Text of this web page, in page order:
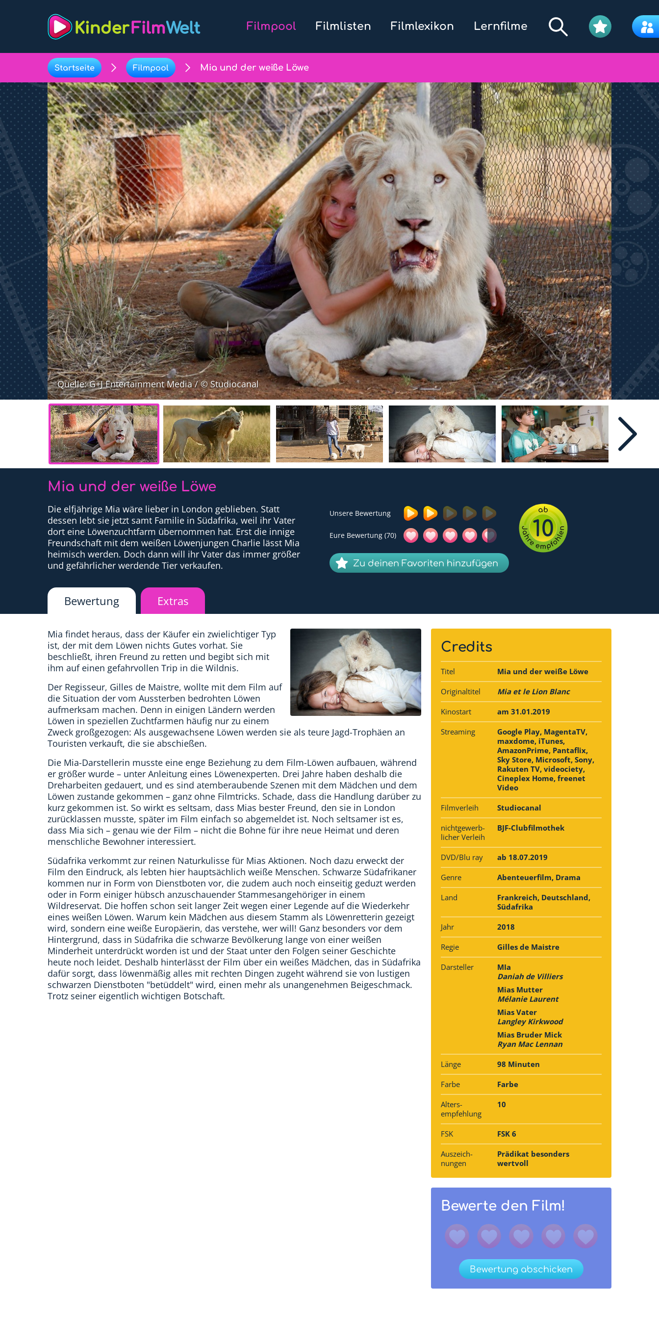
Filmpool Filmlisten Filmlexikon Lernfilme Filmpool
Startseite Filmpool Mia und der weiße Löwe
Quelle: G+J Entertainment Media / © Studiocanal
Mia und der weiße Löwe
Die elfjährige Mia wäre lieber in London geblieben. Statt
dessen lebt sie jetzt samt Familie in Südafrika, weil ihr Vater
dort eine Löwenzuchtfarm übernommen hat. Erst die innige
Freundschaft mit dem weißen Löwenjungen Charlie lässt Mia
heimisch werden. Doch dann will ihr Vater das immer größer
und gefährlicher werdende Tier verkaufen.
Unsere Bewertung
Eure Bewertung (70) 10
Zu deinen Favoriten hinzufügen
Bewertung Extras
Mia findet heraus, dass der Käufer ein zwielichtiger Typ
ist, der mit dem Löwen nichts Gutes vorhat. Sie
beschließt, ihren Freund zu retten und begibt sich mit
ihm auf einen gefahrvollen Trip in die Wildnis.
Der Regisseur, Gilles de Maistre, wollte mit dem Film auf
die Situation der vom Aussterben bedrohten Löwen
aufmerksam machen. Denn in einigen Ländern werden
Löwen in speziellen Zuchtfarmen häufig nur zu einem
Zweck großgezogen: Als ausgewachsene Löwen werden sie als teure Jagd-Trophäen an
Touristen verkauft, die sie abschießen.
Die Mia-Darstellerin musste eine enge Beziehung zu dem Film-Löwen aufbauen, während
er größer wurde – unter Anleitung eines Löwenexperten. Drei Jahre haben deshalb die
Dreharbeiten gedauert, und es sind atemberaubende Szenen mit dem Mädchen und dem
Löwen zustande gekommen – ganz ohne Filmtricks. Schade, dass die Handlung darüber zu
kurz gekommen ist. So wirkt es seltsam, dass Mias bester Freund, den sie in London
zurücklassen musste, später im Film einfach so abgemeldet ist. Noch seltsamer ist es,
dass Mia sich – genau wie der Film – nicht die Bohne für ihre neue Heimat und deren
menschliche Bewohner interessiert.
Südafrika verkommt zur reinen Naturkulisse für Mias Aktionen. Noch dazu erweckt der
Film den Eindruck, als lebten hier hauptsächlich weiße Menschen. Schwarze Südafrikaner
kommen nur in Form von Dienstboten vor, die zudem auch noch einseitig geduzt werden
oder in Form einiger hübsch anzuschauender Stammesangehöriger in einem
Wildreservat. Die hoffen schon seit langer Zeit wegen einer Legende auf die Wiederkehr
eines weißen Löwen. Warum kein Mädchen aus diesem Stamm als Löwenretterin gezeigt
wird, sondern eine weiße Europäerin, das verstehe, wer will! Ganz besonders vor dem
Hintergrund, dass in Südafrika die schwarze Bevölkerung lange von einer weißen
Minderheit unterdrückt worden ist und der Staat unter den Folgen seiner Geschichte
heute noch leidet. Deshalb hinterlässt der Film über ein weißes Mädchen, das in Südafrika
dafür sorgt, dass löwenmäßig alles mit rechten Dingen zugeht während sie von lustigen
schwarzen Dienstboten "betüddelt" wird, einen mehr als unangenehmen Beigeschmack.
Trotz seiner eigentlich wichtigen Botschaft.
Credits
Titel Mia und der weiße Löwe
Originaltitel Mia et le Lion Blanc
Kinostart am 31.01.2019
Streaming
Google Play, MagentaTV,
maxdome, iTunes,
AmazonPrime, Pantaflix,
Sky Store, Microsoft, Sony,
Rakuten TV, videociety,
Cineplex Home, freenet
Video
Filmverleih Studiocanal
nichtgewerb­
licher Verleih
BJF-Clubfilmothek
DVD/Blu ray ab 18.07.2019
Genre Abenteuerfilm, Drama
Land
Frankreich, Deutschland,
Südafrika
Jahr 2018
Regie Gilles de Maistre
Darsteller
MIa
Daniah de Villiers
Mias Mutter
Mélanie Laurent
Mias Vater
Langley Kirkwood
Mias Bruder Mick
Ryan Mac Lennan
Länge 98 Minuten
Farbe Farbe
Alters­
empfehlung
10
FSK FSK 6
Auszeich­
nungen
Prädikat besonders
wertvoll
Bewerte den Film!
Bewertung abschicken